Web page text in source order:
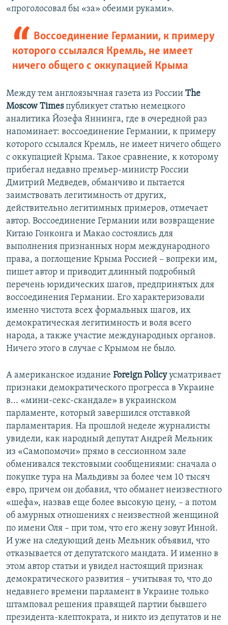
«проголосовал бы «за» обеими руками».
Воссоединение Германии, к примеру
которого ссылался Кремль, не имеет
ничего общего с оккупацией Крыма
Между тем англоязычная газета из России The
Moscow Timesпубликует статью немецкого
аналитика Йозефа Яннинга, где в очередной раз
напоминает: воссоединение Германии, к примеру
которого ссылался Кремль, не имеет ничего общего
с оккупацией Крыма. Такое сравнение, к которому
прибегал недавно премьер-министр России
Дмитрий Медведев, обманчиво и пытается
заимствовать легитимность от других,
действительно легитимных примеров, отмечает
автор. Воссоединение Германии или возвращение
Китаю Гонконга и Макао состоялись для
выполнения признанных норм международного
права, а поглощение Крыма Россией – вопреки им,
пишет автор и приводит длинный подробный
перечень юридических шагов, предпринятых для
воссоединения Германии. Его характеризовали
именно чистота всех формальных шагов, их
демократическая легитимность и воля всего
народа, а также участие международных органов.
Ничего этого в случае с Крымом не было.
А американское издание Foreign Policyусматривает
признаки демократического прогресса в Украине
в... «мини-секс-скандале» в украинском
парламенте, который завершился отставкой
парламентария. На прошлой неделе журналисты
увидели, как народный депутат Андрей Мельник
из «Самопомочи» прямо в сессионном зале
обменивался текстовыми сообщениями: сначала о
покупке тура на Мальдивы за более чем 10 тысяч
евро, причем он добавил, что обманет неизвестного
«шефа», назвав еще более высокую цену, – а потом
об амурных отношениях с неизвестной женщиной
по имени Оля – при том, что его жену зовут Инной.
И уже на следующий день Мельник объявил, что
отказывается от депутатского мандата. И именно в
этом автор статьи и увидел настоящий признак
демократического развития – учитывая то, что до
недавнего времени парламент в Украине только
штамповал решения правящей партии бывшего
президента-клептократа, и никто из депутатов и не